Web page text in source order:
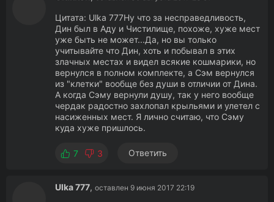
Цитата: Ulka 777Ну что за несправедливость,
Дин был в Аду и Чистилище, похоже, хуже мест
уже быть не может...Да, но вы только
учитывайте что Дин, хоть и побывал в этих
злачных местах и видел всякие кошмарики, но
вернулся в полном комплекте, а Сэм вернулся
из "клетки" вообще без души в отличии от Дина.
А когда Сэму вернули душу, так у него вообще
чердак радостно захлопал крыльями и улетел с
насиженных мест. Я лично считаю, что Сэму
куда хуже пришлось.
7 3 Ответить
Ulka 777, оставлен 9 июня 2017 22:19